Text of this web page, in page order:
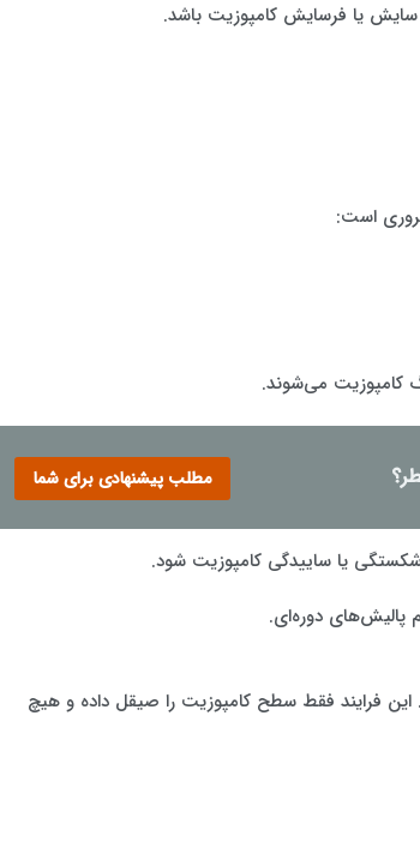
سایش یا فرسایش کامپوزیت باشد.
است:
کامپوزیت می‌شوند.
مطلب پیشنهادی برای شما
یا ساییدگی کامپوزیت شود.
پالیش‌های دوره‌ای.
فرایند فقط سطح کامپوزیت را صیقل داده و هیچ